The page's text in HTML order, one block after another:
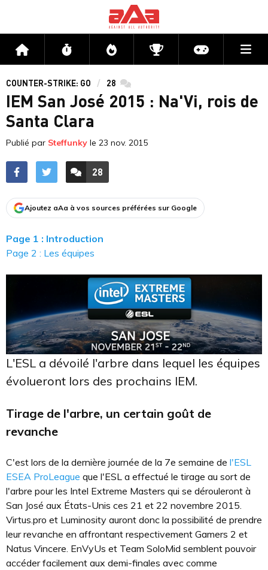
Accueil Flux Directs CompétitionsActu jeux
COUNTER-STRIKE: GO 28 commentaires
IEM San José 2015 : Na'Vi, rois de
Santa Clara
Publié par Steffunky le 23 nov. 2015
ACCÉDER AUX
28
COMMENTAIRES
Ajoutez aAa à vos sources préférées sur Google
Page 1 : Introduction
Page 2 : Les équipes
L'ESL a dévoilé l'arbre dans lequel les équipes
évolueront lors des prochains IEM.
Tirage de l'arbre, un certain goût de
revanche
C'est lors de la dernière journée de la 7e semaine de l'ESL
ESEA ProLeague que l'ESL a effectué le tirage au sort de
l'arbre pour les Intel Extreme Masters qui se dérouleront à
San José aux États-Unis ces 21 et 22 novembre 2015.
Virtus.pro et Luminosity auront donc la possibilité de prendre
leur revanche en affrontant respectivement Gamers 2 et
Natus Vincere. EnVyUs et Team SoloMid semblent pouvoir
accéder facilement aux demi-finales avec comme